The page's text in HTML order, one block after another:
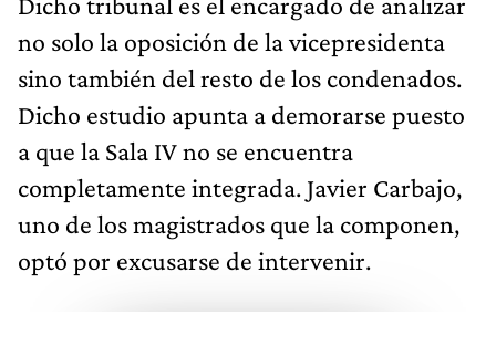
no solo la oposición de la vicepresidenta
sino también del resto de los condenados.
Dicho estudio apunta a demorarse puesto
a que la Sala IV no se encuentra
completamente integrada. Javier Carbajo,
uno de los magistrados que la componen,
optó por excusarse de intervenir.